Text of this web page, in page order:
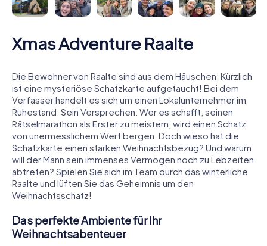
Xmas Adventure Raalte
Die Bewohner von Raalte sind aus dem Häuschen: Kürzlich
ist eine mysteriöse Schatzkarte aufgetaucht! Bei dem
Verfasser handelt es sich um einen Lokalunternehmer im
Ruhestand. Sein Versprechen: Wer es schafft, seinen
Rätselmarathon als Erster zu meistern, wird einen Schatz
von unermesslichem Wert bergen. Doch wieso hat die
Schatzkarte einen starken Weihnachtsbezug? Und warum
will der Mann sein immenses Vermögen noch zu Lebzeiten
abtreten? Spielen Sie sich im Team durch das winterliche
Raalte und lüften Sie das Geheimnis um den
Weihnachtsschatz!
Das perfekte Ambiente für Ihr
Weihnachtsabenteuer